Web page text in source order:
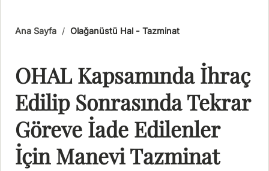
Ana Sayfa / Olağanüstü Hal - Tazminat
OHAL Kapsamında İhraç
Edilip Sonrasında Tekrar
Göreve İade Edilenler
İçin Manevi Tazminat